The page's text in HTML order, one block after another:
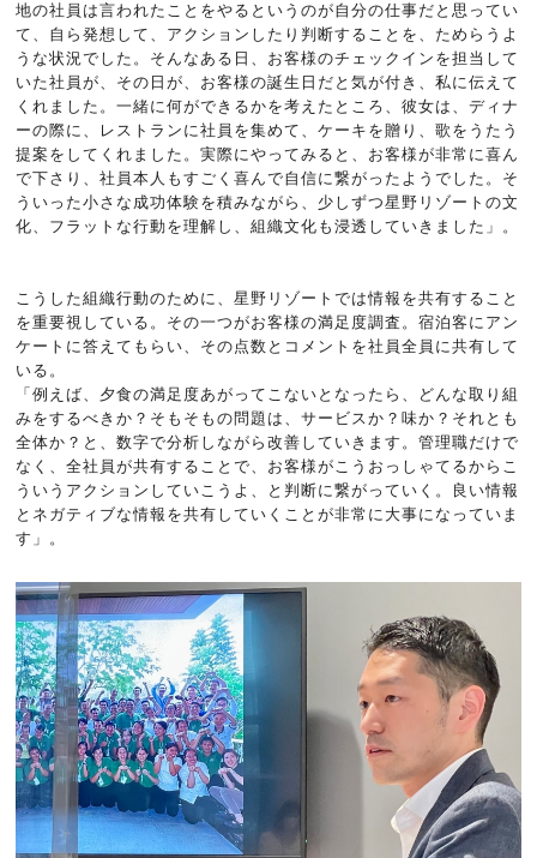
地の社員は言われたことをやるというのが自分の仕事だと思ってい
て、自ら発想して、アクションしたり判断することを、ためらうよ
うな状況でした。そんなある日、お客様のチェックインを担当して
いた社員が、その日が、お客様の誕生日だと気が付き、私に伝えて
くれました。一緒に何ができるかを考えたところ、彼女は、ディナ
ーの際に、レストランに社員を集めて、ケーキを贈り、歌をうたう
提案をしてくれました。実際にやってみると、お客様が非常に喜ん
で下さり、社員本人もすごく喜んで自信に繋がったようでした。そ
ういった小さな成功体験を積みながら、少しずつ星野リゾートの文
化、フラットな行動を理解し、組織文化も浸透していきました」。
こうした組織行動のために、星野リゾートでは情報を共有すること
を重要視している。その一つがお客様の満足度調査。宿泊客にアン
ケートに答えてもらい、その点数とコメントを社員全員に共有して
いる。
「例えば、夕食の満足度あがってこないとなったら、どんな取り組
みをするべきか？そもそもの問題は、サービスか？味か？それとも
全体か？と、数字で分析しながら改善していきます。管理職だけで
なく、全社員が共有することで、お客様がこうおっしゃてるからこ
ういうアクションしていこうよ、と判断に繋がっていく。良い情報
とネガティブな情報を共有していくことが非常に大事になっていま
す」。